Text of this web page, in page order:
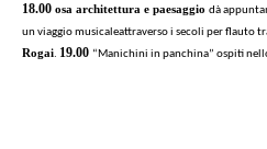
18.00 osa architettura e paesaggio dà
un viaggio musicaleattraverso i secoli per flauto
Rogai. 19.00 “Manichini in panchina” ospiti